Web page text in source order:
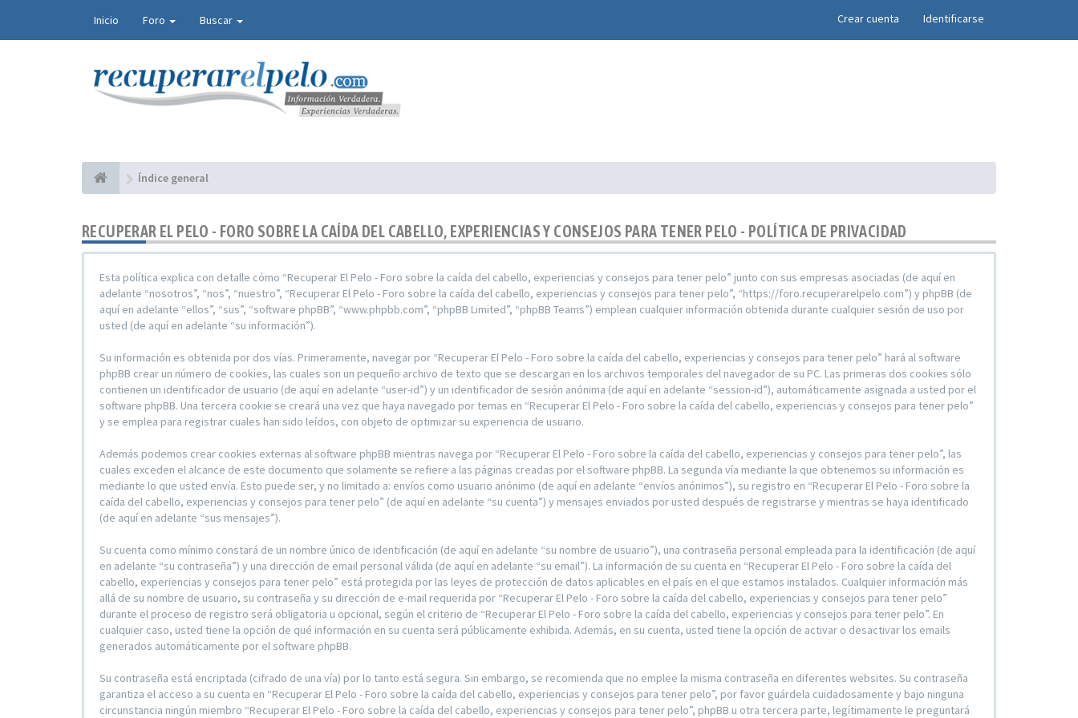
Inicio Foro Buscar Crear cuenta Identificarse ×
Índice general
RECUPERAR EL PELO - FORO SOBRE LA CAÍDA DEL CABELLO, EXPERIENCIAS Y CONSEJOS PARA TENER PELO - POLÍTICA DE PRIVACIDAD
Esta política explica con detalle cómo “Recuperar El Pelo - Foro sobre la caída del cabello, experiencias y consejos para tener pelo” junto con sus empresas asociadas (de aquí en
adelante “nosotros”, “nos”, “nuestro”, “Recuperar El Pelo - Foro sobre la caída del cabello, experiencias y consejos para tener pelo”, “https://foro.recuperarelpelo.com”) y phpBB (de
aquí en adelante “ellos”, “sus”, “software phpBB”, “www.phpbb.com”, “phpBB Limited”, “phpBB Teams”) emplean cualquier información obtenida durante cualquier sesión de uso por
usted (de aquí en adelante “su información”).
Su información es obtenida por dos vías. Primeramente, navegar por “Recuperar El Pelo - Foro sobre la caída del cabello, experiencias y consejos para tener pelo” hará al software
phpBB crear un número de cookies, las cuales son un pequeño archivo de texto que se descargan en los archivos temporales del navegador de su PC. Las primeras dos cookies sólo
contienen un identificador de usuario (de aquí en adelante “user-id”) y un identificador de sesión anónima (de aquí en adelante “session-id”), automáticamente asignada a usted por el
software phpBB. Una tercera cookie se creará una vez que haya navegado por temas en “Recuperar El Pelo - Foro sobre la caída del cabello, experiencias y consejos para tener pelo”
y se emplea para registrar cuales han sido leídos, con objeto de optimizar su experiencia de usuario.
Además podemos crear cookies externas al software phpBB mientras navega por “Recuperar El Pelo - Foro sobre la caída del cabello, experiencias y consejos para tener pelo”, las
cuales exceden el alcance de este documento que solamente se refiere a las páginas creadas por el software phpBB. La segunda vía mediante la que obtenemos su información es
mediante lo que usted envía. Esto puede ser, y no limitado a: envíos como usuario anónimo (de aquí en adelante “envíos anónimos”), su registro en “Recuperar El Pelo - Foro sobre la
caída del cabello, experiencias y consejos para tener pelo” (de aquí en adelante “su cuenta”) y mensajes enviados por usted después de registrarse y mientras se haya identificado
(de aquí en adelante “sus mensajes”).
Su cuenta como mínimo constará de un nombre único de identificación (de aquí en adelante “su nombre de usuario”), una contraseña personal empleada para la identificación (de aquí
en adelante “su contraseña”) y una dirección de email personal válida (de aquí en adelante “su email”). La información de su cuenta en “Recuperar El Pelo - Foro sobre la caída del
cabello, experiencias y consejos para tener pelo” está protegida por las leyes de protección de datos aplicables en el país en el que estamos instalados. Cualquier información más
allá de su nombre de usuario, su contraseña y su dirección de e-mail requerida por “Recuperar El Pelo - Foro sobre la caída del cabello, experiencias y consejos para tener pelo”
durante el proceso de registro será obligatoria u opcional, según el criterio de “Recuperar El Pelo - Foro sobre la caída del cabello, experiencias y consejos para tener pelo”. En
cualquier caso, usted tiene la opción de qué información en su cuenta será públicamente exhibida. Además, en su cuenta, usted tiene la opción de activar o desactivar los emails
generados automáticamente por el software phpBB.
Su contraseña está encriptada (cifrado de una vía) por lo tanto está segura. Sin embargo, se recomienda que no emplee la misma contraseña en diferentes websites. Su contraseña
garantiza el acceso a su cuenta en “Recuperar El Pelo - Foro sobre la caída del cabello, experiencias y consejos para tener pelo”, por favor guárdela cuidadosamente y bajo ninguna
circunstancia ningún miembro “Recuperar El Pelo - Foro sobre la caída del cabello, experiencias y consejos para tener pelo”, phpBB u otra tercera parte, legítimamente le preguntará